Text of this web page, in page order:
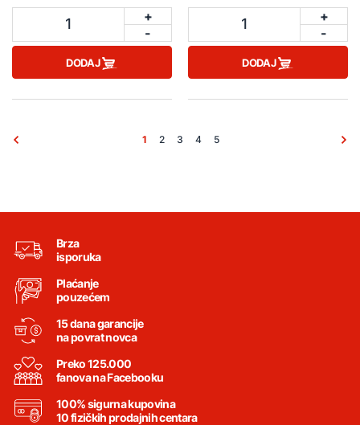
1
+
-
DODAJ
1
+
-
DODAJ
1 2 3 4 5
Brza
isporuka
Plaćanje
pouzećem
15 dana garancije
na povrat novca
Preko 125.000
fanova na Facebooku
100% sigurna kupovina
10 fizičkih prodajnih centara